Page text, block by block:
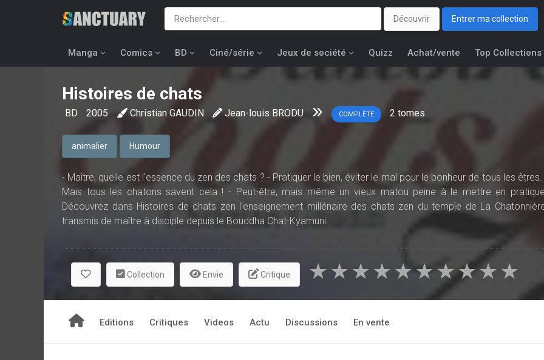
Découvrir Entrer ma collection
Manga Comics BD Ciné/série Jeux de société Quizz Achat/vente Top Collections
Histoires de chats
BD 2005 Christian GAUDIN Jean-louis BRODU COMPLÈTE 2 tomes
animalier Humour
- Maître, quelle est l'essence du zen des chats ? - Pratiquer le bien, éviter le mal pour le bonheur de tous les êtres.
Mais tous les chatons savent cela ! - Peut-être, mais même un vieux matou peine à le mettre en
Découvrez dans Histoires de chats zen l'enseignement millénaire des chats zen du temple de La
transmis de maître à disciple depuis le Bouddha Chat-Kyamuni.
Collection Envie Critique ★
★
★
★
★
★
★
★
★
★
Editions Critiques Videos Actu Discussions En vente